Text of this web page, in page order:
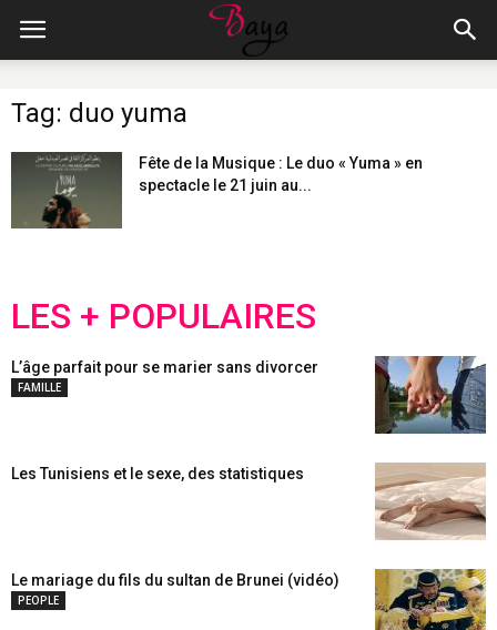
Tag: duo yuma
Fête de la Musique : Le duo « Yuma » en
spectacle le 21 juin au...
LES + POPULAIRES
L’âge parfait pour se marier sans divorcer
FAMILLE
Les Tunisiens et le sexe, des statistiques
Le mariage du fils du sultan de Brunei (vidéo)
PEOPLE